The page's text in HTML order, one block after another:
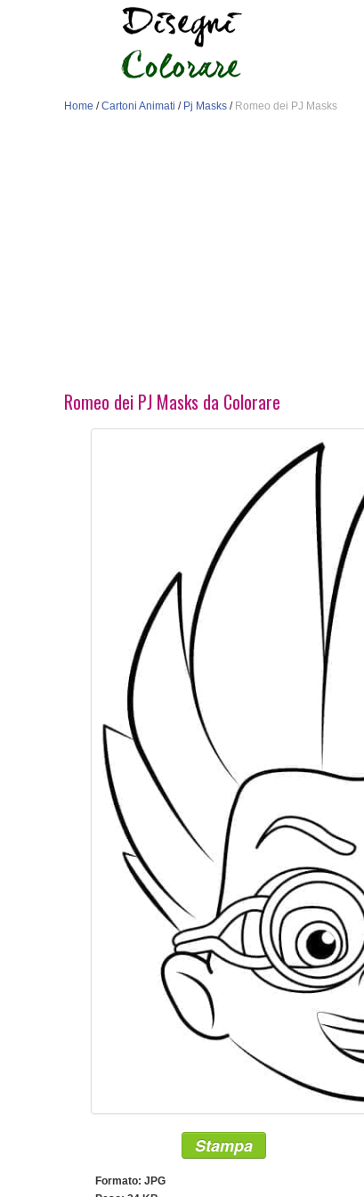
Home /Cartoni Animati / Pj Masks / Romeo dei PJ Masks
Romeo dei PJ Masks da Colorare
Stampa
Formato: JPG